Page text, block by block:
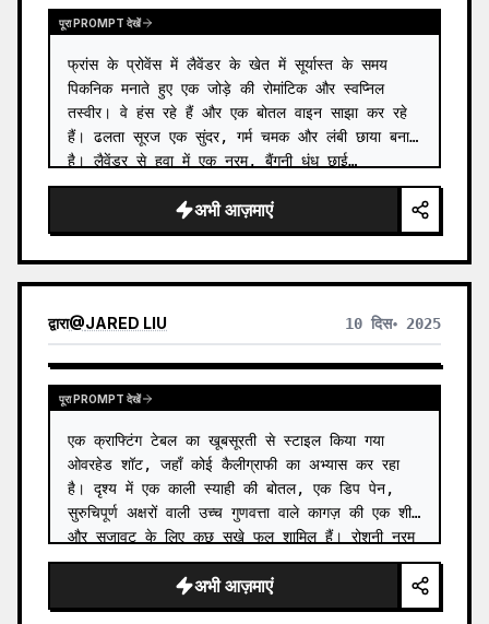
पूरा PROMPT देखें
फ्रांस के प्रोवेंस में लैवेंडर के खेत में सूर्यास्त के समय
पिकनिक मनाते हुए एक जोड़े की रोमांटिक और स्वप्निल
तस्वीर। वे हंस रहे हैं और एक बोतल वाइन साझा कर रहे
हैं। ढलता सूरज एक सुंदर, गर्म चमक और लंबी छाया बनाता
है। लैवेंडर से हवा में एक नरम, बैंगनी धुंध छाई…
अभी आज़माएं
द्वारा@JARED LIU 10 दिस॰ 2025
पूरा PROMPT देखें
एक क्राफ्टिंग टेबल का खूबसूरती से स्टाइल किया गया
ओवरहेड शॉट, जहाँ कोई कैलीग्राफी का अभ्यास कर रहा
है। दृश्य में एक काली स्याही की बोतल, एक डिप पेन,
सुरुचिपूर्ण अक्षरों वाली उच्च गुणवत्ता वाले कागज़ की एक शीट
और सजावट के लिए कुछ सूखे फूल शामिल हैं। रोशनी नरम
ह…
अभी आज़माएं